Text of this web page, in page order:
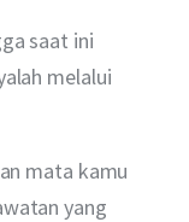
saat ini
melalui
mata kamu
yang